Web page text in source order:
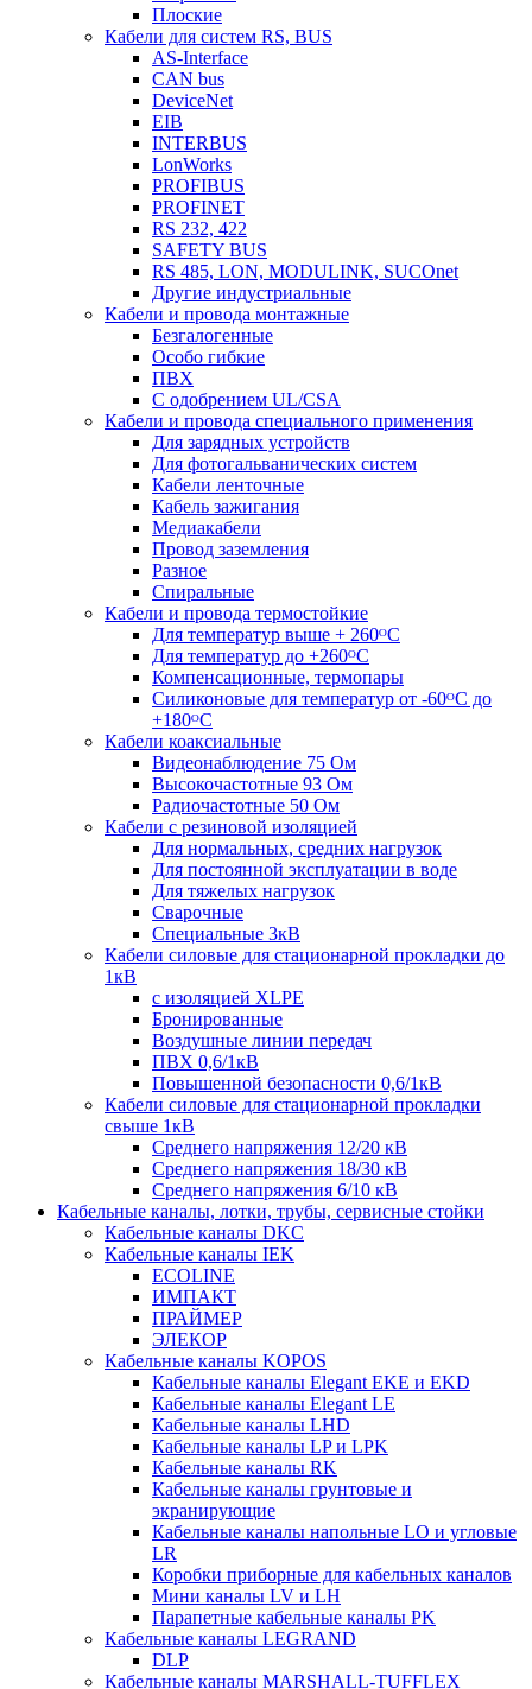
Плоские
Кабели для систем RS, BUS
AS-Interface
CAN bus
DeviceNet
EIB
INTERBUS
LonWorks
PROFIBUS
PROFINET
RS 232, 422
SAFETY BUS
RS 485, LON, MODULINK, SUCOnet
Другие индустриальные
Кабели и провода монтажные
Безгалогенные
Особо гибкие
ПВХ
С одобрением UL/CSA
Кабели и провода специального применения
Для зарядных устройств
Для фотогальванических систем
Кабели ленточные
Кабель зажигания
Медиакабели
Провод заземления
Разное
Спиральные
Кабели и провода термостойкие
Для температур выше + 260ᴼС
Для температур до +260ᴼС
Компенсационные, термопары
Силиконовые для температур от -60ᴼC до
+180ᴼС
Кабели коаксиальные
Видеонаблюдение 75 Ом
Высокочастотные 93 Ом
Радиочастотные 50 Ом
Кабели с резиновой изоляцией
Для нормальных, средних нагрузок
Для постоянной эксплуатации в воде
Для тяжелых нагрузок
Сварочные
Специальные 3кВ
Кабели силовые для стационарной прокладки до
1кВ
c изоляцией XLPE
Бронированные
Воздушные линии передач
ПВХ 0,6/1кВ
Повышенной безопасности 0,6/1кВ
Кабели силовые для стационарной прокладки
свыше 1кВ
Среднего напряжения 12/20 кВ
Среднего напряжения 18/30 кВ
Среднего напряжения 6/10 кВ
Кабельные каналы, лотки, трубы, сервисные стойки
Кабельные каналы DKC
Кабельные каналы IEK
ECOLINE
ИМПАКТ
ПРАЙМЕР
ЭЛЕКОР
Кабельные каналы KOPOS
Кабельные каналы Elegant EKE и EKD
Кабельные каналы Elegant LE
Кабельные каналы LHD
Кабельные каналы LP и LPK
Кабельные каналы RK
Кабельные каналы грунтовые и
экранирующие
Кабельные каналы напольные LO и угловые
LR
Коробки приборные для кабельных каналов
Мини каналы LV и LH
Парапетные кабельные каналы PK
Кабельные каналы LEGRAND
DLP
Кабельные каналы MARSHALL-TUFFLEX